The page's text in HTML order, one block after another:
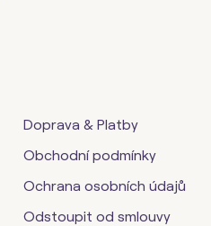
Doprava & Platby
Obchodní podmínky
Ochrana osobních údajů
Odstoupit od smlouvy